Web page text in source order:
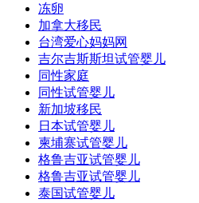
冻卵
加拿大移民
台湾爱心妈妈网
吉尔吉斯斯坦试管婴儿
同性家庭
同性试管婴儿
新加坡移民
日本试管婴儿
柬埔寨试管婴儿
格鲁吉亚试管婴儿
格鲁吉亚试管婴儿
泰国试管婴儿